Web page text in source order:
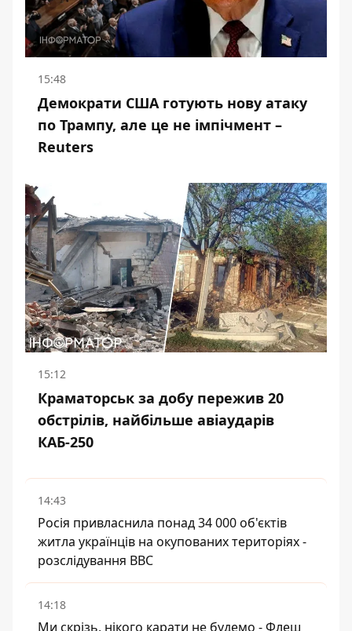
15:48
Демократи США готують нову атаку
по Трампу, але це не імпічмент –
Reuters
15:12
Краматорськ за добу пережив 20
обстрілів, найбільше авіаударів
КАБ-250
14:43
Росія привласнила понад 34 000 об'єктів
житла українців на окупованих територіях -
розслідування BBC
14:18
Ми скрізь, нікого карати не будемо - Флеш